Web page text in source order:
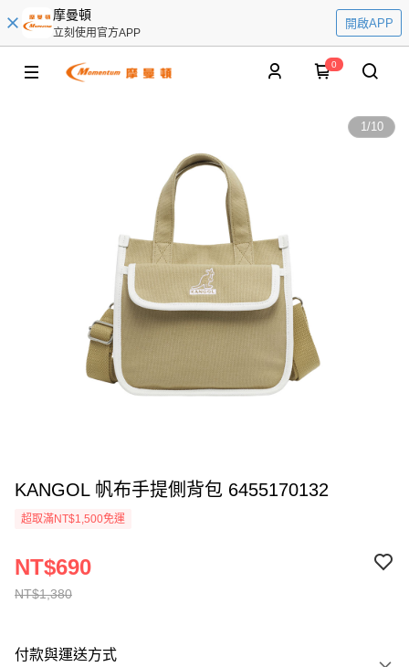
摩曼頓
立刻使用官方APP
開啟APP
0
1/10
KANGOL 帆布手提側背包 6455170132
超取滿NT$1,500免運
NT$1,380
NT$690
付款與運送方式